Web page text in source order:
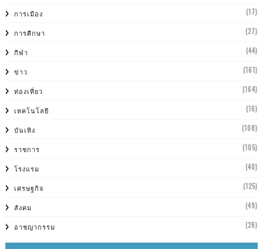
การเมือง (17)
การศีกษา (27)
กีฬา (44)
ข่าว (161)
ท่องเที่ยว (164)
เทคโนโลยี (16)
บันเทิง (108)
ราชการ (105)
โรงแรม (40)
เศรษฐกิจ (125)
สังคม (49)
อาชญากรรม (26)